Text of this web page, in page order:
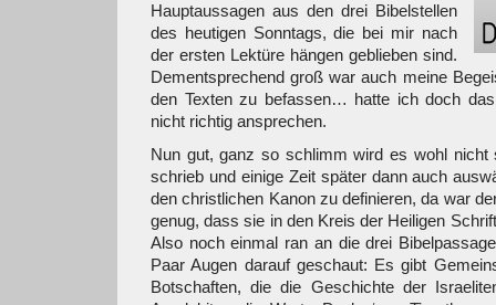
Hauptaussagen aus den drei Bibelstellen
des heutigen Sonntags, die bei mir nach
der ersten Lektüre hängen geblieben sind.
Dementsprechend groß war auch meine
den Texten zu befassen… hatte ich doch
nicht richtig ansprechen.
Nun gut, ganz so schlimm wird es wohl nicht
schrieb und einige Zeit später dann auch
den christlichen Kanon zu definieren, da war
genug, dass sie in den Kreis der Heiligen
Also noch einmal ran an die drei
Paar Augen darauf geschaut: Es gibt
Botschaften, die die Geschichte der